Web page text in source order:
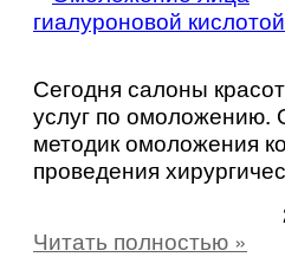
Сегодня салоны
услуг по омоложению.
методик омоложения
проведения
Читать полностью »